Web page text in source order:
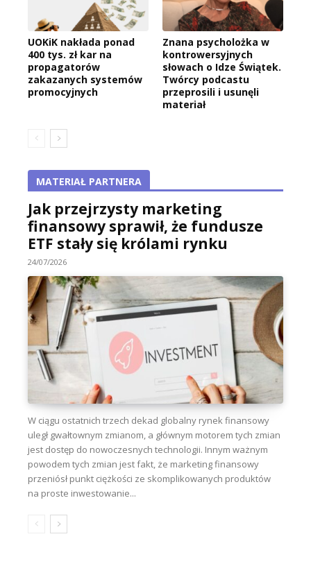
UOKiK nakłada ponad
400 tys. zł kar na
propagatorów
zakazanych systemów
promocyjnych
Znana psycholożka w
kontrowersyjnych
słowach o Idze Świątek.
Twórcy podcastu
przeprosili i usunęli
materiał
MATERIAŁ PARTNERA
Jak przejrzysty marketing
finansowy sprawił, że fundusze
ETF stały się królami rynku
24/07/2026
W ciągu ostatnich trzech dekad globalny rynek finansowy
uległ gwałtownym zmianom, a głównym motorem tych zmian
jest dostęp do nowoczesnych technologii. Innym ważnym
powodem tych zmian jest fakt, że marketing finansowy
przeniósł punkt ciężkości ze skomplikowanych produktów
na proste inwestowanie...